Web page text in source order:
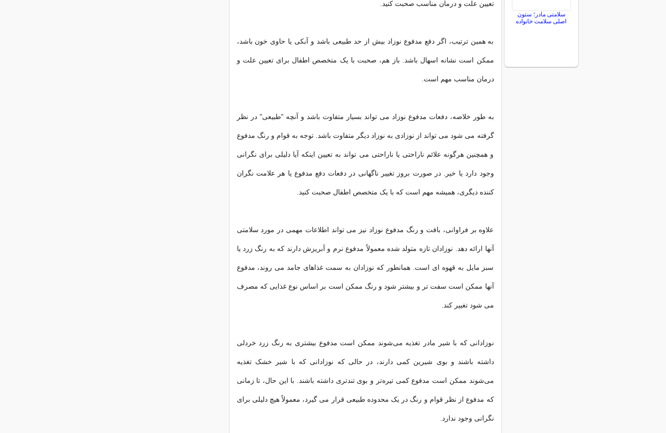
تعیین علت و درمان مناسب صحبت کنید.
به همین ترتیب، اگر دفع مدفوع نوزاد بیش از حد طبیعی باشد و آبکی یا حاوی خون باشد،
ممکن است نشانه اسهال باشد. باز هم، صحبت با یک متخصص اطفال برای تعیین علت و
درمان مناسب مهم است.
به طور خلاصه، دفعات مدفوع نوزاد می تواند بسیار متفاوت باشد و آنچه "طبیعی" در نظر
گرفته می شود می تواند از نوزادی به نوزاد دیگر متفاوت باشد. توجه به قوام و رنگ مدفوع
و همچنین هرگونه علائم ناراحتی یا ناراحتی می تواند به تعیین اینکه آیا دلیلی برای نگرانی
وجود دارد یا خیر. در صورت بروز تغییر ناگهانی در دفعات دفع مدفوع یا هر علامت نگران
کننده دیگری، همیشه مهم است که با یک متخصص اطفال صحبت کنید.
علاوه بر فراوانی، بافت و رنگ مدفوع نوزاد نیز می تواند اطلاعات مهمی در مورد سلامتی
آنها ارائه دهد. نوزادان تازه متولد شده معمولاً مدفوع نرم و آبریزش دارند که به رنگ زرد یا
سبز مایل به قهوه ای است. همانطور که نوزادان به سمت غذاهای جامد می روند، مدفوع
آنها ممکن است سفت تر و بیشتر شود و رنگ ممکن است بر اساس نوع غذایی که مصرف
می شود تغییر کند.
نوزادانی که با شیر مادر تغذیه می‌شوند ممکن است مدفوع بیشتری به رنگ زرد خردلی
داشته باشند و بوی شیرین کمی دارند، در حالی که نوزادانی که با شیر خشک تغذیه
می‌شوند ممکن است مدفوع کمی تیره‌تر و بوی تندتری داشته باشند. با این حال، تا زمانی
که مدفوع از نظر قوام و رنگ در یک محدوده طبیعی قرار می گیرد، معمولاً هیچ دلیلی برای
نگرانی وجود ندارد.
سلامتی مادر؛ ستون
اصلی سلامت خانواده